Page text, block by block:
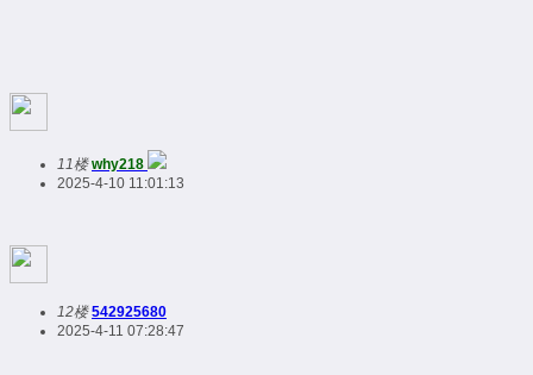
11楼 why218
2025-4-10 11:01:13
12楼 542925680
2025-4-11 07:28:47